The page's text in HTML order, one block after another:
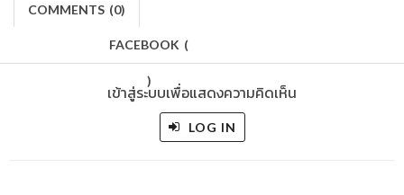
COMMENTS (0)
FACEBOOK (
)
เข้าสู่ระบบเพื่อแสดงความคิดเห็น
LOG IN